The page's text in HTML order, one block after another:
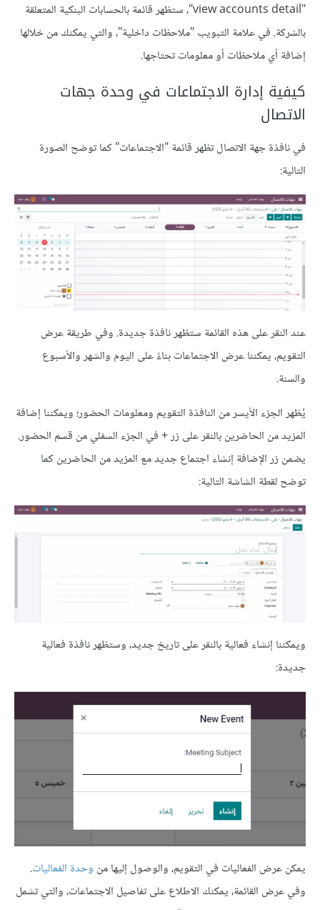
"view accounts detail"، ستظهر قائمة بالحسابات البنكية المتعلقة
بالشركة. في علامة التبويب "ملاحظات داخلية"، والتي يمكنك من خلالها
إضافة أي ملاحظات أو معلومات تحتاجها.
كيفية إدارة الاجتماعات في وحدة جهات
الاتصال
في نافذة جهة الاتصال تظهر قائمة "الاجتماعات" كما توضح الصورة
التالية:
عند النقر على هذه القائمة ستظهر نافذة جديدة. وفي طريقة عرض
التقويم، يمكننا عرض الاجتماعات بناءً على اليوم والشهر والأسبوع
والسنة.
يُظهر الجزء الأيسر من النافذة التقويم ومعلومات الحضور؛ ويمكننا إضافة
المزيد من الحاضرين بالنقر على زر + في الجزء السفلي من قسم الحضور.
يضمن زر الإضافة إنشاء اجتماع جديد مع المزيد من الحاضرين كما
توضح لقطة الشاشة التالية:
ويمكننا إنشاء فعالية بالنقر على تاريخ جديد، وستظهر نافذة فعالية
جديدة:
يمكن عرض الفعاليات في التقويم، والوصول إليها من وحدة الفعاليات.
وفي عرض القائمة، يمكنك الاطلاع على تفاصيل الاجتماعات، والتي تشمل